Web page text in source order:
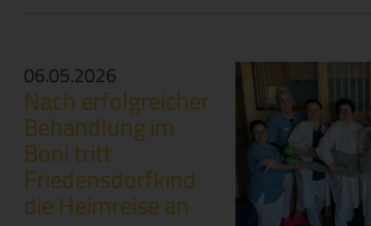
06.05.2026
Nach erfolgreicher
Behandlung im
Boni tritt
Friedensdorfkind
die Heimreise an